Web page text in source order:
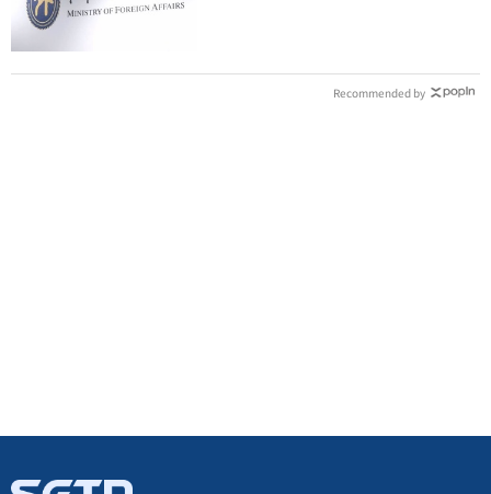
Recommended by